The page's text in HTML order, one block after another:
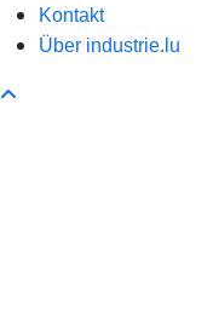
Kontakt
Über industrie.lu